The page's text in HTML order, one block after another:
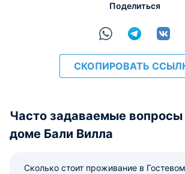
Поделиться
СКОПИРОВАТЬ
Часто задаваемые вопросы
доме Бали Вилла
Сколько стоит проживание в